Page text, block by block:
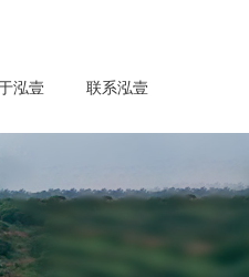
泓壹 联系泓壹